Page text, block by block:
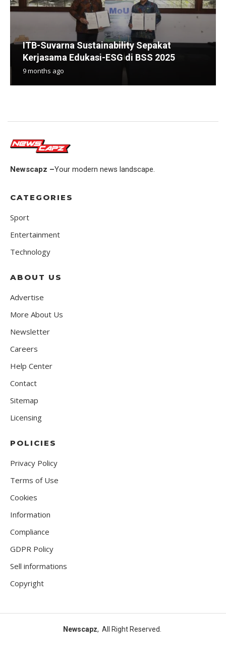
ITB-Suvarna Sustainability Sepakat
Kerjasama Edukasi-ESG di BSS 2025
9 months ago
Newscapz –Your modern news landscape.
CATEGORIES
Sport
Entertainment
Technology
ABOUT US
Advertise
More About Us
Newsletter
Careers
Help Center
Contact
Sitemap
Licensing
POLICIES
Privacy Policy
Terms of Use
Cookies
Information
Compliance
GDPR Policy
Sell informations
Copyright
Newscapz, All Right Reserved.